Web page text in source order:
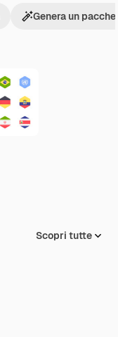
Genera un
Scopri tutte